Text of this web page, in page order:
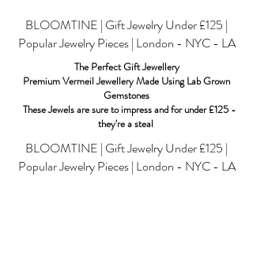
BLOOMTINE | Gift Jewelry Under £125 |
Popular Jewelry Pieces | London - NYC - LA
The Perfect Gift Jewellery
Premium Vermeil Jewellery Made Using Lab Grown
Gemstones
These Jewels are sure to impress and for under £125 -
they're a steal
BLOOMTINE | Gift Jewelry Under £125 |
Popular Jewelry Pieces | London - NYC - LA